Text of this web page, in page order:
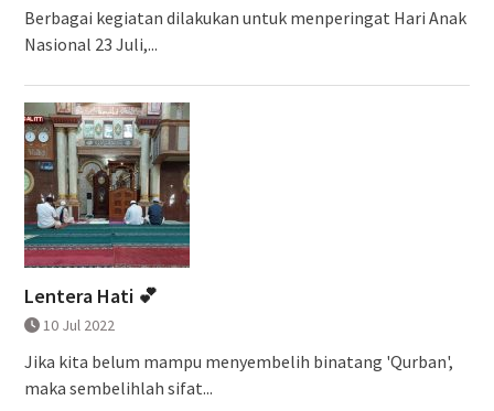
Berbagai kegiatan dilakukan untuk menperingat Hari Anak
Nasional 23 Juli,...
Lentera Hati 💕
10 Jul 2022
Jika kita belum mampu menyembelih binatang 'Qurban',
maka sembelihlah sifat...